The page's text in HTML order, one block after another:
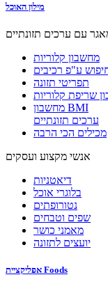
מילון האוכל
מחשבון קלוריות
ע"פ רכיבים
תפריטי תזונה
שריפת קלוריות
מחשבון BMI
ערכים תזונתיים
מכילים הכי הרבה
אנשי מקצוע ועסקים
דיאטניות
בלוגרי אוכל
נטורופתים
שפים וטבחים
מאמני כושר
יועצים לתזונה
אפליקציית Foods